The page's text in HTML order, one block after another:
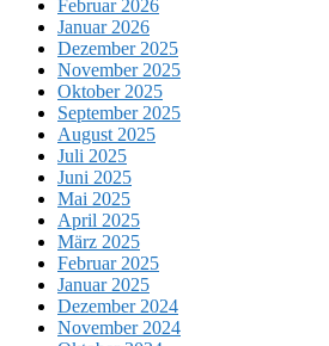
Februar 2026
Januar 2026
Dezember 2025
November 2025
Oktober 2025
September 2025
August 2025
Juli 2025
Juni 2025
Mai 2025
April 2025
März 2025
Februar 2025
Januar 2025
Dezember 2024
November 2024